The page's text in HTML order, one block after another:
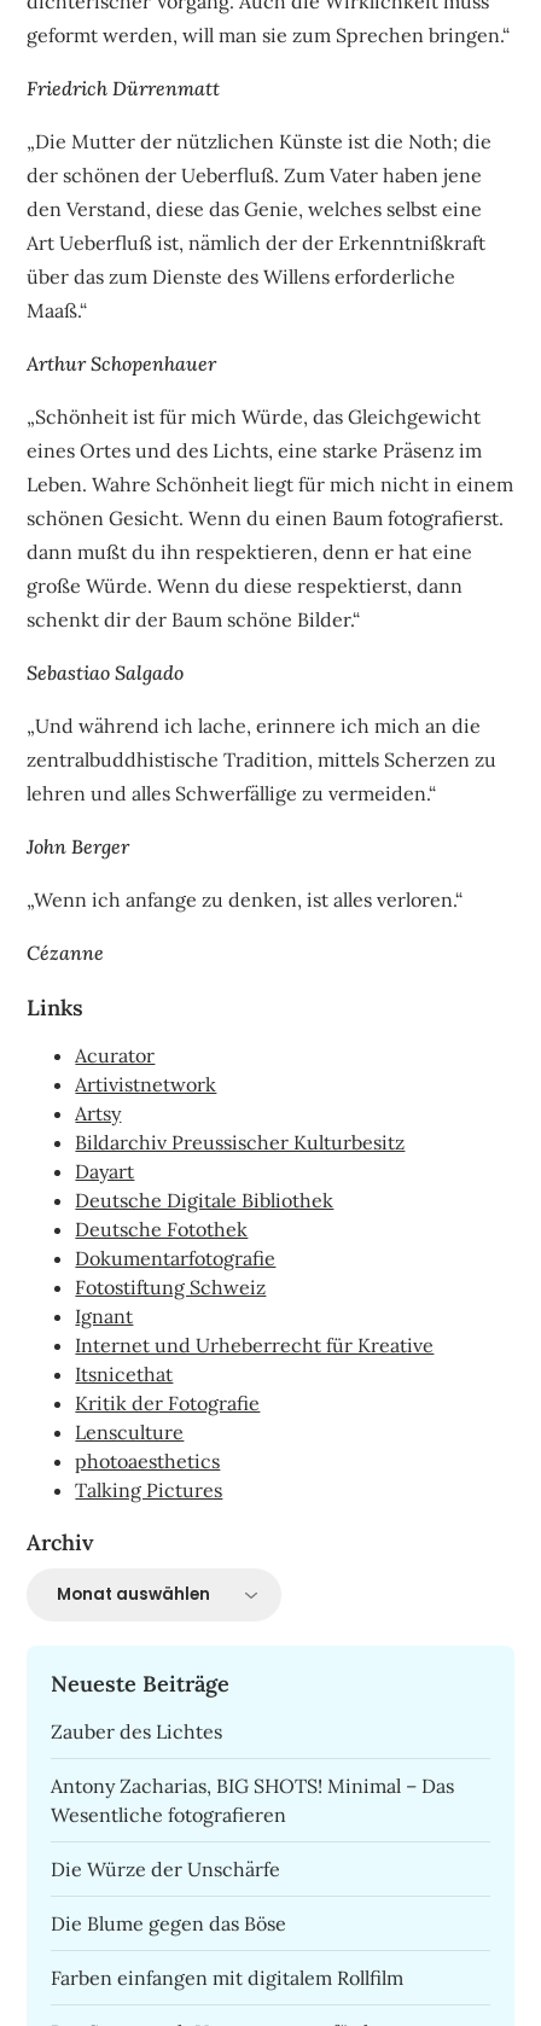
geformt werden, will man sie zum Sprechen bringen.“
Friedrich Dürrenmatt
„Die Mutter der nützlichen Künste ist die Noth; die
der schönen der Ueberfluß. Zum Vater haben jene
den Verstand, diese das Genie, welches selbst eine
Art Ueberfluß ist, nämlich der der Erkenntnißkraft
über das zum Dienste des Willens erforderliche
Maaß.“
Arthur Schopenhauer
„Schönheit ist für mich Würde, das Gleichgewicht
eines Ortes und des Lichts, eine starke Präsenz im
Leben. Wahre Schönheit liegt für mich nicht in einem
schönen Gesicht. Wenn du einen Baum fotografierst.
dann mußt du ihn respektieren, denn er hat eine
große Würde. Wenn du diese respektierst, dann
schenkt dir der Baum schöne Bilder.“
Sebastiao Salgado
„Und während ich lache, erinnere ich mich an die
zentralbuddhistische Tradition, mittels Scherzen zu
lehren und alles Schwerfällige zu vermeiden.“
John Berger
„Wenn ich anfange zu denken, ist alles verloren.“
Cézanne
Links
Acurator
Artivistnetwork
Artsy
Bildarchiv Preussischer Kulturbesitz
Dayart
Deutsche Digitale Bibliothek
Deutsche Fotothek
Dokumentarfotografie
Fotostiftung Schweiz
Ignant
Internet und Urheberrecht für Kreative
Itsnicethat
Kritik der Fotografie
Lensculture
photoaesthetics
Talking Pictures
Archiv
Archiv
Neueste Beiträge
Zauber des Lichtes
Antony Zacharias, BIG SHOTS! Minimal – Das
Wesentliche fotografieren
Die Würze der Unschärfe
Die Blume gegen das Böse
Farben einfangen mit digitalem Rollfilm